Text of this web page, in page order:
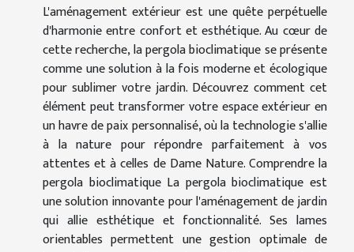
L'aménagement extérieur est une quête perpétuelle
d'harmonie entre confort et esthétique. Au cœur de
cette recherche, la pergola bioclimatique se présente
comme une solution à la fois moderne et écologique
pour sublimer votre jardin. Découvrez comment cet
élément peut transformer votre espace extérieur en
un havre de paix personnalisé, où la technologie s'allie
à la nature pour répondre parfaitement à vos
attentes et à celles de Dame Nature. Comprendre la
pergola bioclimatique La pergola bioclimatique est
une solution innovante pour l'aménagement de jardin
qui allie esthétique et fonctionnalité. Ses lames
orientables permettent une gestion optimale de